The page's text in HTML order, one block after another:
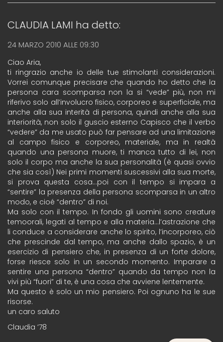
CLAUDIA LAMI ha detto:
24 MARZO 2010 ALLE 09:30
Ciao Aria,
ti ringrazio anche io delle tue stimolanti considerazioni.
Vorrei comunque precisare che quando ho detto che la
persona cara scomparsa non la si “vede” più, non mi
riferivo solo all’involucro fisico, corporeo e superficiale, ma
anche alla sua interità di persona, quindi anche alla sua
interiorità, non solo il guscio esterno Capisco che il verbo
“vedere” da me usato può far pensare ad una limitazione
al campo fisico e corporeo, materiale, ma in realtà
quando una persona muore, ti manca tutto di lei, non
solo il corpo ma anche la sua personalità (è quasi ovvio
che sia così) Nei primi momenti suscessivi alla sua morte,
si prova questa cosa…poi con il tempo si impara a
“sentire” la presenza della persona scomparsa in un altro
modo, e cioé “dentro” di noi.
Ma solo con il tempo. In fondo gli uomini sono creature
temoorali, legati al tempo e alla materia…l’astrazione che
li conduce a considerare anche lo spirito, l’incorporeo, ciò
che prescinde dal tempo, ma anche dallo spazio, è un
esercizio di pensiero che, in presenza di un forte dolore,
forse riesce solo in un secondo momento. Imparare a
sentire una persona “dentro” quando da tempo non la
vivi più “fuori” di te, è una cosa che avviene lentemente.
Ma questo è solo un mio pensiero. Poi ognuno ha le sue
risorse.
un caro saluto
Claudia ’78